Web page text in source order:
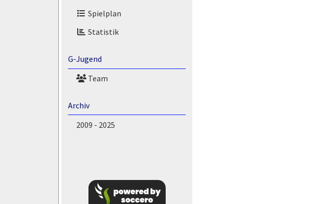
Spielplan
Statistik
G-Jugend
Team
Archiv
2009 - 2025